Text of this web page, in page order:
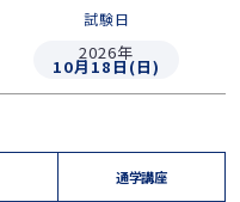
試験日
2026年
10月18日(日)
通学講座